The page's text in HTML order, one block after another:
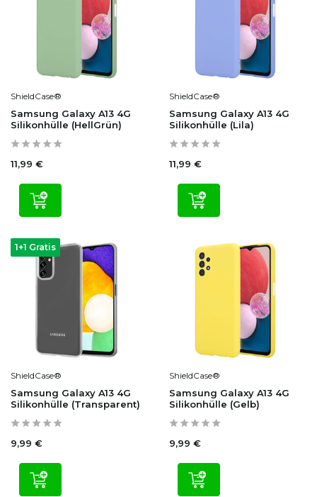
ShieldCase®
Samsung Galaxy A13 4G
Silikonhülle (HellGrün)
11,99 €
ShieldCase®
Samsung Galaxy A13 4G
Silikonhülle (Lila)
11,99 €
1+1 Gratis
ShieldCase®
Samsung Galaxy A13 4G
Silikonhülle (Transparent)
9,99 €
ShieldCase®
Samsung Galaxy A13 4G
Silikonhülle (Gelb)
9,99 €